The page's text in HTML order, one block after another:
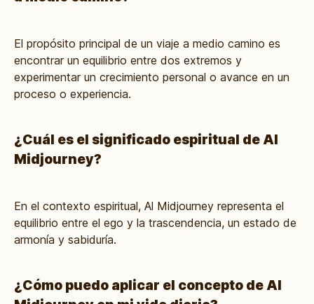
El propósito principal de un viaje a medio camino es
encontrar un equilibrio entre dos extremos y
experimentar un crecimiento personal o avance en un
proceso o experiencia.
¿Cuál es el significado espiritual de Al
Midjourney?
En el contexto espiritual, Al Midjourney representa el
equilibrio entre el ego y la trascendencia, un estado de
armonía y sabiduría.
¿Cómo puedo aplicar el concepto de Al